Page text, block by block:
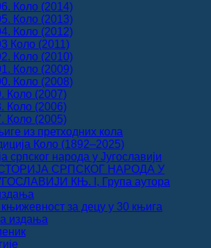
Коло (2014)
Коло (2013)
Коло (2012)
Коло (2011)
Коло (2010)
Коло (2009)
Коло (2008)
Коло (2007)
Коло (2006)
Коло (2005)
из претходних кола
Коло (1892‒2025)
српског народа у Југославији
СРПСКОГ НАРОДА У
КЊ. I, Група аутора
за децу у 30 књига
издања